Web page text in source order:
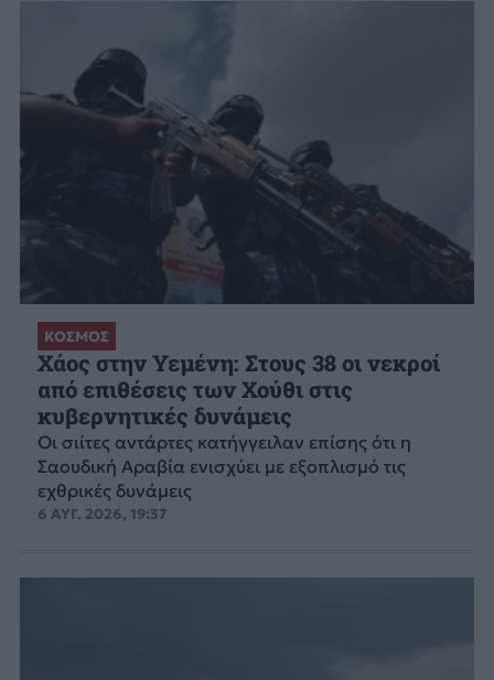
ΚΟΣΜΟΣ
Χάος στην Υεμένη: Στους 38 οι νεκροί
από επιθέσεις των Χούθι στις
κυβερνητικές δυνάμεις
Οι σιίτες αντάρτες κατήγγειλαν επίσης ότι η
Σαουδική Αραβία ενισχύει με εξοπλισμό τις
εχθρικές δυνάμεις
6 ΑΥΓ. 2026, 19:37